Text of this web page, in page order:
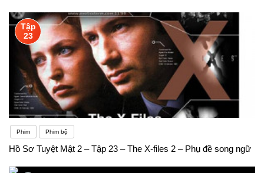
Tập
23
Phim Phim bộ
Hồ Sơ Tuyệt Mật 2 – Tập 23 – The X-files 2 – Phụ đề song ngữ